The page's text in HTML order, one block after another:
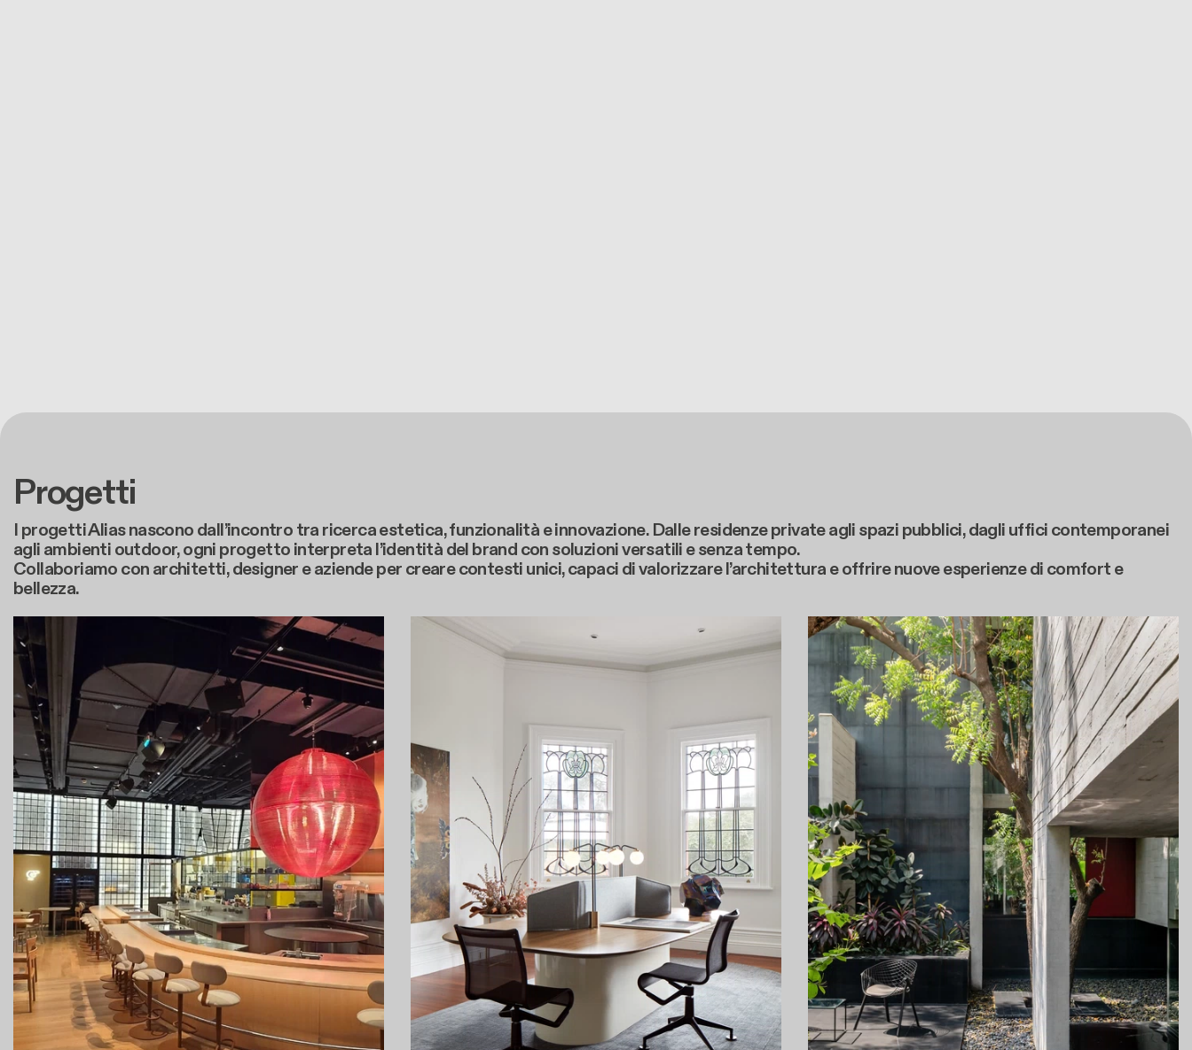
Progetti
I progetti Alias nascono dall’incontro tra ricerca estetica, funzionalità e innovazione. Dalle residenze private agli spazi pubblici, dagli uffici contemporanei
agli ambienti outdoor, ogni progetto interpreta l’identità del brand con soluzioni versatili e senza tempo.
Collaboriamo con architetti, designer e aziende per creare contesti unici, capaci di valorizzare l’architettura e offrire nuove esperienze di comfort e
bellezza.